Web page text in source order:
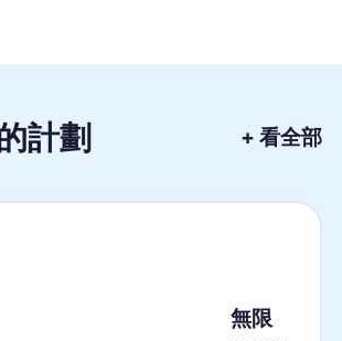
計劃 + 看全部
無限